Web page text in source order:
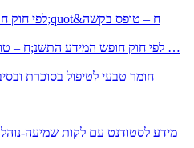
) 1998 ( לפי חוק חופש המידע התשנ;ח – טופס בקשה לקבלת …
חומר טבעי לטיפול בסוכרת